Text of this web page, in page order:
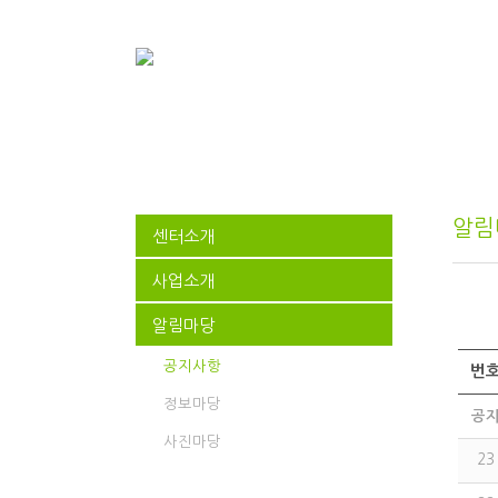
센터소개
사업소개
알림마당
공지사항
정보마당
사진마당
알
번
공지
23